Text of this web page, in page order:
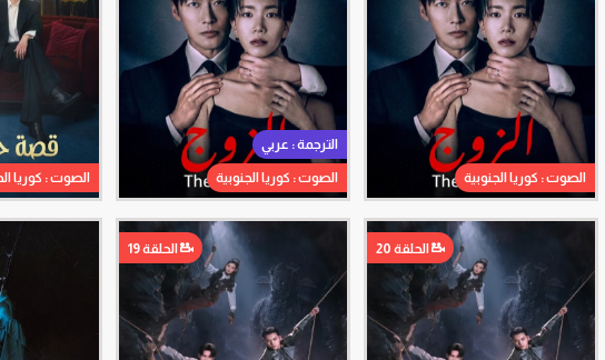
الصوت : كوريا الجنوبية
الترجمة : عربي
الصوت : كوريا الجنوبية الصوت : كوريا
الحلقة 20 الحلقة 19